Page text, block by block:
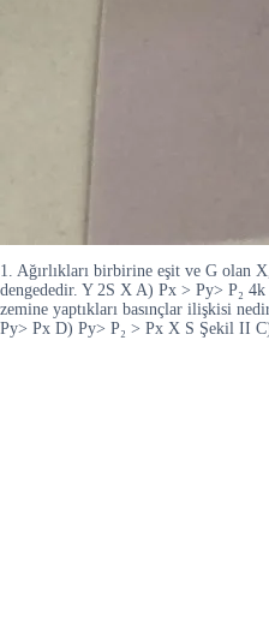
1. Ağırlıkları birbirine eşit ve G olan
dengededir. Y 2S X A) Px > Py> P₂
zemine yaptıkları basınçlar ilişkisi
Py> Px D) Py> P₂ > Px X S Şekil II